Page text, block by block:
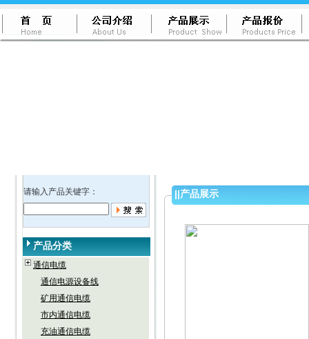
请输入产品关键字：
产品分类
通信电缆
通信电源设备线
矿用通信电缆
市内通信电缆
充油通信电缆
||产品展示